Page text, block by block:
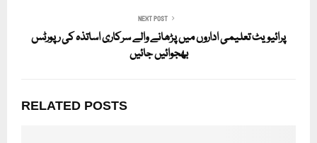
NEXT POST
پرائیویٹ تعلیمی اداروں میں پڑھانے والے سرکاری اساتذہ کی رپورٹس
بھجوائیں جائیں
RELATED POSTS